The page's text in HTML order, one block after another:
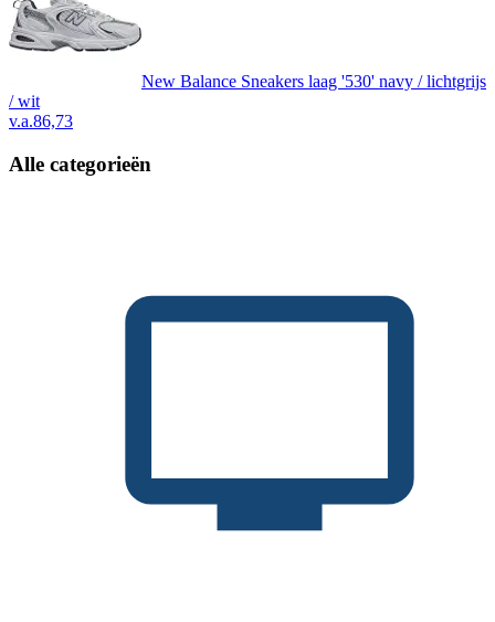
New Balance Sneakers laag '530' navy / lichtgrijs
/ wit
v.a.86,73
Alle categorieën